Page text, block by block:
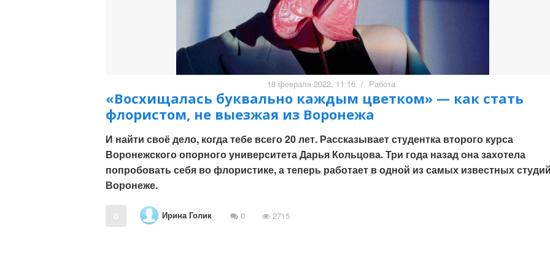
18 февраля 2022, 11:16 / Работа
«Восхищалась буквально каждым цветком» — как стать
флористом, не выезжая из Воронежа
И найти своё дело, когда тебе всего 20 лет. Рассказывает студентка второго курса
Воронежского опорного университета Дарья Кольцова. Три года назад она захотела
попробовать себя во флористике, а теперь работает в одной из самых известных
Воронеже.
0 Ирина Голик 0 2715